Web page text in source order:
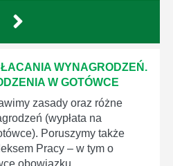
WYNAGRODZEŃ.
W GOTÓWCE
zasady oraz różne
(wypłata na
Poruszymy także
Pracy – w tym o
obowiązku